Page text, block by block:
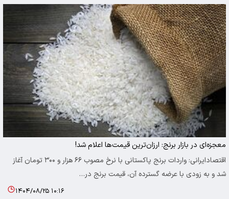
معجزه‌ای در بازار برنج: ارزان‌ترین قیمت‌ها اعلام شد!
اقتصادایرانی: واردات برنج پاکستانی با نرخ مصوب ۶۶ هزار و ۳۰۰ تومان آغاز
شد و به زودی با عرضه گسترده آن، قیمت برنج در…
۱۴۰۴/۰۸/۲۵ ۱۰:۱۶